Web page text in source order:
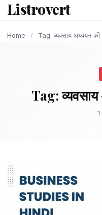
content
Listrovert
Home / Tag: व्यवसाय अध्ययन की
Tag: